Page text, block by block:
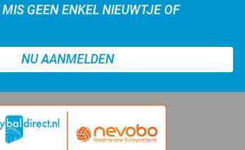
GEEN ENKEL NIEUWTJE OF
NU AANMELDEN